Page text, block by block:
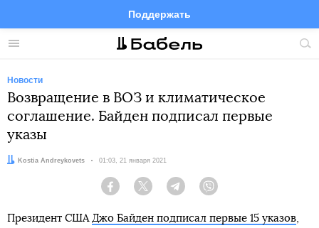
Меню
Поддержать
FacebookTelegramTwitter
Новости
Возвращение в ВОЗ и климатическое
соглашение. Байден подписал первые
указы
Автор:Kostia Andreykovets Дата:
01:03, 21 января 2021
Facebook Twitter Telegram
Президент США Джо Байден подписал первые 15 указов,